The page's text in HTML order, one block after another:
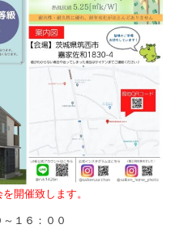
開催致します。
１６：００